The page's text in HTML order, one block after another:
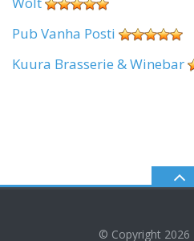
Pub Vanha Posti
Kuura Brasserie & Winebar
© Copyright 2026